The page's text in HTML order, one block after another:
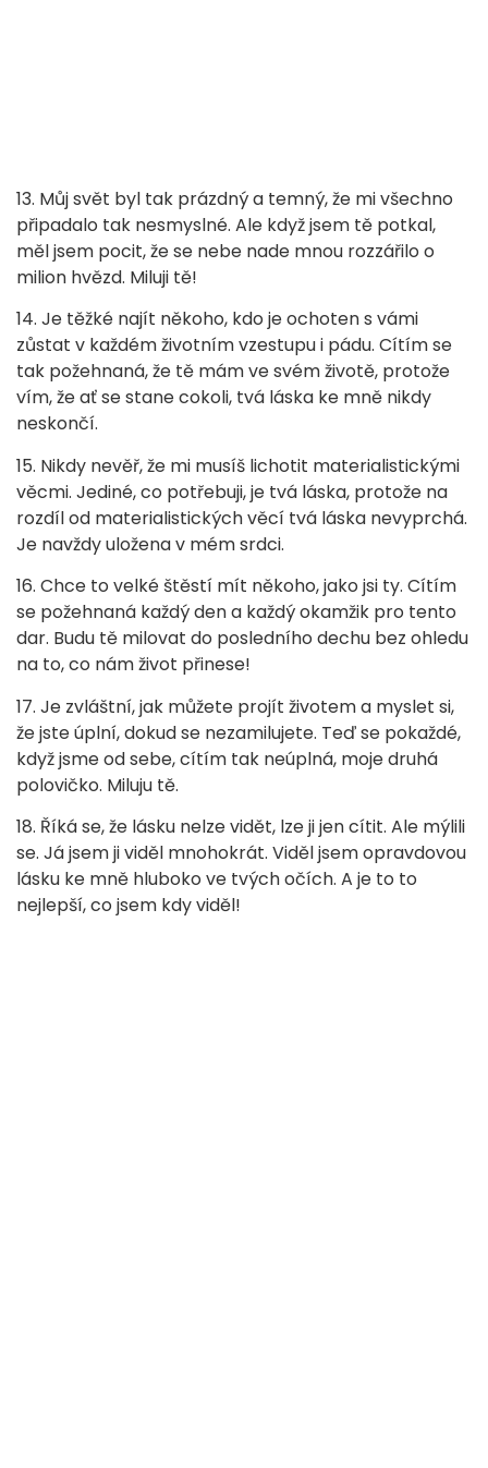
13. Můj svět byl tak prázdný a temný, že mi všechno
připadalo tak nesmyslné. Ale když jsem tě potkal,
měl jsem pocit, že se nebe nade mnou rozzářilo o
milion hvězd. Miluji tě!
14. Je těžké najít někoho, kdo je ochoten s vámi
zůstat v každém životním vzestupu i pádu. Cítím se
tak požehnaná, že tě mám ve svém životě, protože
vím, že ať se stane cokoli, tvá láska ke mně nikdy
neskončí.
15. Nikdy nevěř, že mi musíš lichotit materialistickými
věcmi. Jediné, co potřebuji, je tvá láska, protože na
rozdíl od materialistických věcí tvá láska nevyprchá.
Je navždy uložena v mém srdci.
16. Chce to velké štěstí mít někoho, jako jsi ty. Cítím
se požehnaná každý den a každý okamžik pro tento
dar. Budu tě milovat do posledního dechu bez ohledu
na to, co nám život přinese!
17. Je zvláštní, jak můžete projít životem a myslet si,
že jste úplní, dokud se nezamilujete. Teď se pokaždé,
když jsme od sebe, cítím tak neúplná, moje druhá
polovičko. Miluju tě.
18. Říká se, že lásku nelze vidět, lze ji jen cítit. Ale mýlili
se. Já jsem ji viděl mnohokrát. Viděl jsem opravdovou
lásku ke mně hluboko ve tvých očích. A je to to
nejlepší, co jsem kdy viděl!